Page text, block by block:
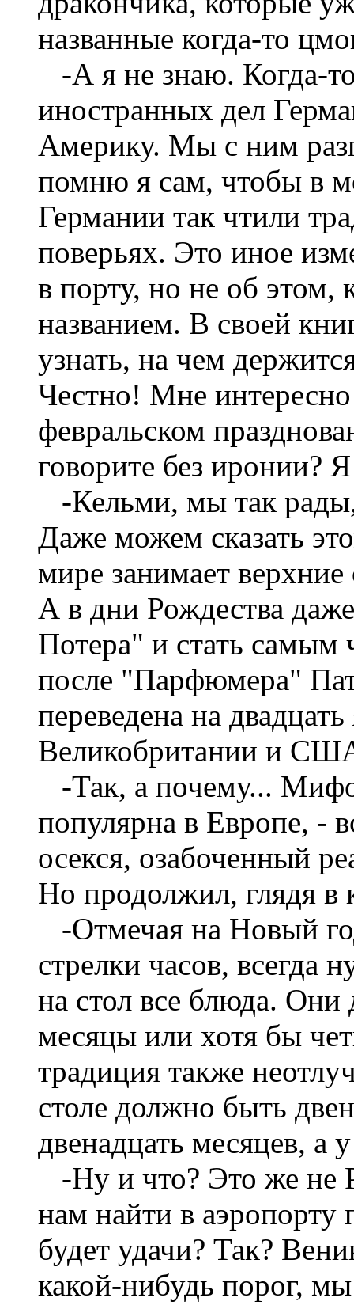
названные когда-то
-А я не знаю. Когда-
иностранных дел
Америку. Мы с ним
помню я сам, чтобы в
Германии так чтили
поверьях. Это иное
в порту, но не об этом,
названием. В своей
узнать, на чем
Честно! Мне
февральском
говорите без иронии?
-Кельми, мы так
Даже можем сказать
мире занимает верхние
А в дни Рождества
Потера" и стать
после "Парфюмера"
переведена на
Великобритании и
-Так, а почему...
популярна в Европе, -
осекся, озабоченный
Но продолжил, глядя в
-Отмечая на Новый
стрелки часов, всегда
на стол все блюда. Они
месяцы или хотя бы
традиция также
столе должно быть
двенадцать месяцев, а
-Ну и что? Это же не
нам найти в аэропорту
будет удачи? Так?
какой-нибудь порог,